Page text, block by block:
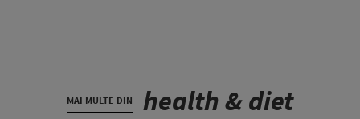
MAI MULTE DIN health & diet